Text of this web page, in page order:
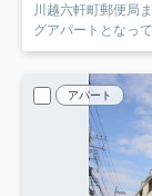
川越六軒町郵便局
グアパートとなっ
アパート